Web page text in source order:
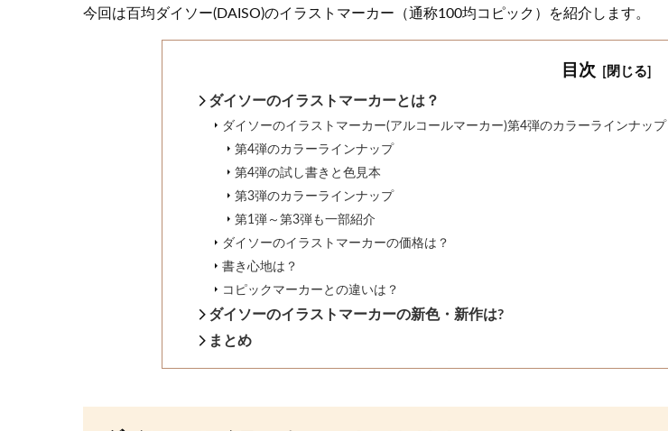
今回は百均ダイソー(DAISO)のイラストマーカー（通称100均コピック）を紹介します。
目次
ダイソーのイラストマーカーとは？
ダイソーのイラストマーカー(アルコールマーカー)第4弾のカラーラインナッ
第4弾のカラーラインナップ
第4弾の試し書きと色見本
第3弾のカラーラインナップ
第1弾～第3弾も一部紹介
ダイソーのイラストマーカーの価格は？
書き心地は？
コピックマーカーとの違いは？
ダイソーのイラストマーカーの新色・新作は?
まとめ